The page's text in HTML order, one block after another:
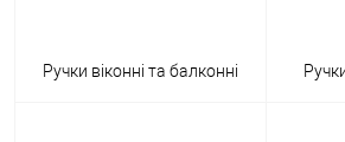
Ручки віконні та балконні